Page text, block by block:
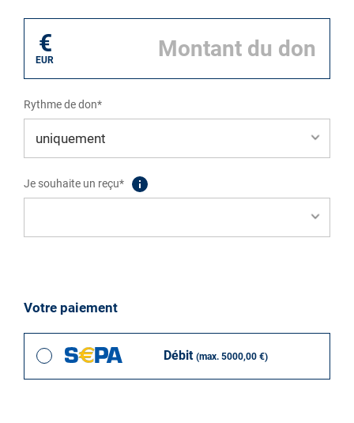
€
EUR
Rythme de don*
Je souhaite un reçu*
Votre paiement
Débit (max. 5000,00 €)